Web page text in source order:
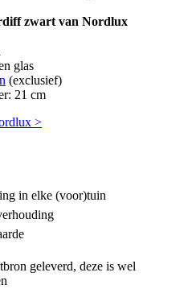
zwart van Nordlux
glas
(exclusief)
21 cm
>
in elke (voor)tuin
geleverd, deze is wel